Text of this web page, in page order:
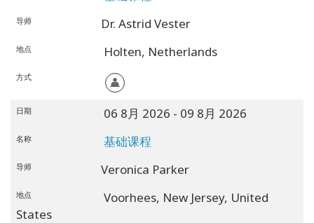
导师 Dr. Astrid Vester
地点 Holten, Netherlands
方式
日期 06 8月 2026 - 09 8月 2026
名称 基础课程
导师 Veronica Parker
地点 Voorhees, New Jersey, United
States